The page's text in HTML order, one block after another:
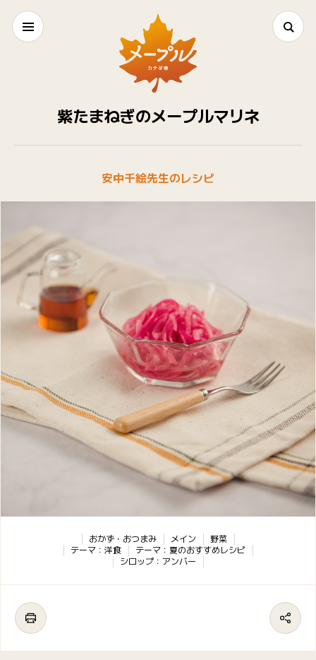
紫たまねぎのメープルマリネ
安中千絵先生のレシピ
おかず・おつまみ メイン
野菜
テーマ：洋食
テーマ：夏のおすすめレシピ
シロップ：アンバー